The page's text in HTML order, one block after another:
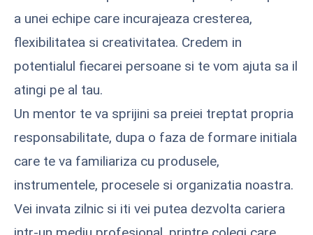
a unei echipe care incurajeaza cresterea,
flexibilitatea si creativitatea. Credem in
potentialul fiecarei persoane si te vom ajuta sa il
atingi pe al tau.
Un mentor te va sprijini sa preiei treptat propria
responsabilitate, dupa o faza de formare initiala
care te va familiariza cu produsele,
instrumentele, procesele si organizatia noastra.
Vei invata zilnic si iti vei putea dezvolta cariera